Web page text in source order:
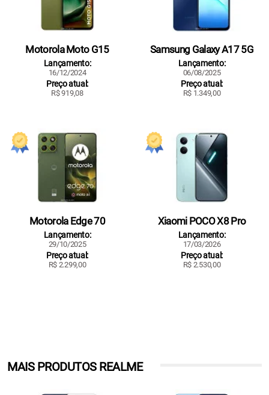
Motorola Moto G15
Lançamento:
16/12/2024
Preço atual:
R$ 919,08
Samsung Galaxy A17 5G
Lançamento:
06/08/2025
Preço atual:
R$ 1.349,00
Motorola Edge 70
Lançamento:
29/10/2025
Preço atual:
R$ 2.299,00
Xiaomi POCO X8 Pro
Lançamento:
17/03/2026
Preço atual:
R$ 2.530,00
MAIS PRODUTOS REALME